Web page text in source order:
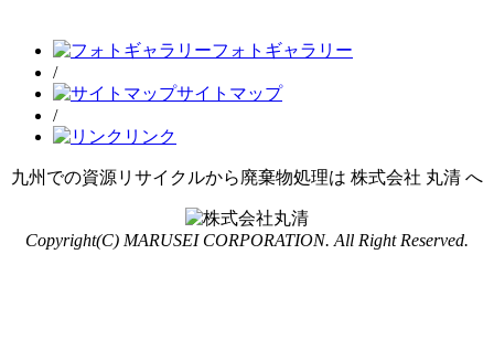
フォトギャラリー
/
サイトマップ
/
リンク
九州での資源リサイクルから廃棄物処理は 株式会社 丸清 へ
Copyright(C) MARUSEI CORPORATION. All Right Reserved.